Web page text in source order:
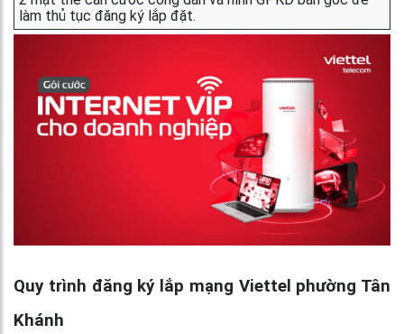
làm thủ tục đăng ký lắp đặt.
Quy trình đăng ký lắp mạng Viettel phường Tân
Khánh